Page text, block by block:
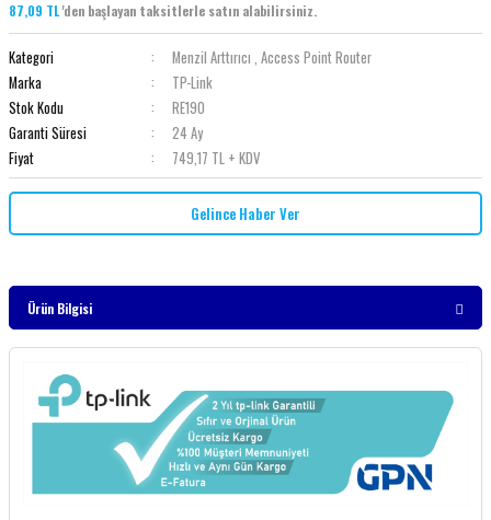
87,09 TL'den başlayan taksitlerle satın alabilirsiniz.
Kategori Menzil Arttırıcı , Access Point Router
Marka
TP-Link
Stok Kodu
RE190
Garanti Süresi
24 Ay
Fiyat
749,17 TL + KDV
Gelince Haber Ver
Ürün Bilgisi